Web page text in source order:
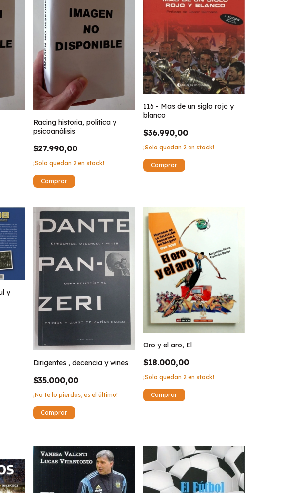
Racing historia, politica y
psicoanálisis
$27.990,00
¡Solo quedan 2 en stock!
116 - Mas de un siglo rojo y
blanco
$36.990,00
¡Solo quedan 2en stock!
y
Dirigentes , decencia y wines
$35.000,00
¡No te lo pierdas, es el último!
Oro y el aro, El
$18.000,00
¡Solo quedan 2 en stock!